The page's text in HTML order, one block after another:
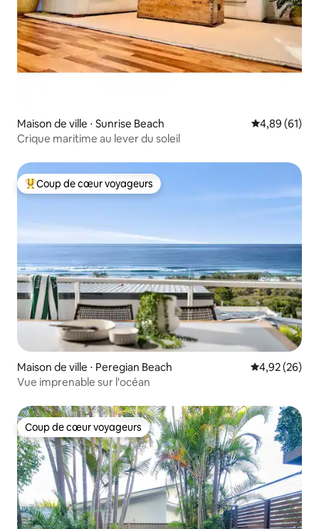
Maison de ville ⋅ Sunrise Beach Évaluation
4,89 (61)
Crique maritime au lever du soleil
Coups de cœur voyageurs les plus appréciés
Coup de cœur voyageurs
Maison de ville ⋅ Peregian Beach Évaluation
4,92 (26)
Vue imprenable sur l'océan
Coup de cœur voyageurs
Coup de cœur voyageurs